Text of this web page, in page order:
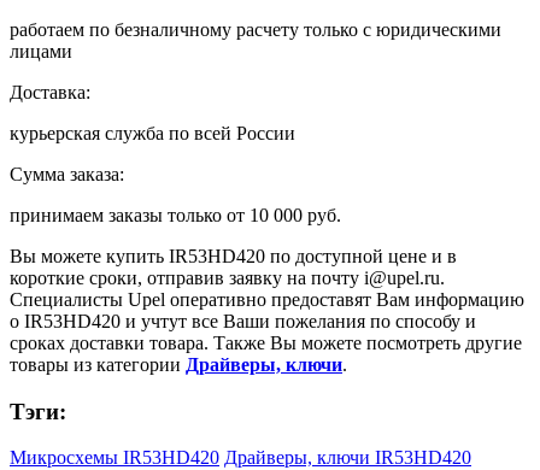
работаем по безналичному расчету только с юридическими
лицами
Доставка:
курьерская служба по всей России
Сумма заказа:
принимаем заказы только от 10 000 руб.
Вы можете купить IR53HD420 по доступной цене и в
короткие сроки, отправив заявку на почту i@upel.ru.
Специалисты Upel оперативно предоставят Вам информацию
о IR53HD420 и учтут все Ваши пожелания по способу и
сроках доставки товара. Также Вы можете посмотреть другие
товары из категории Драйверы, ключи.
Тэги:
Микросхемы IR53HD420 Драйверы, ключи IR53HD420